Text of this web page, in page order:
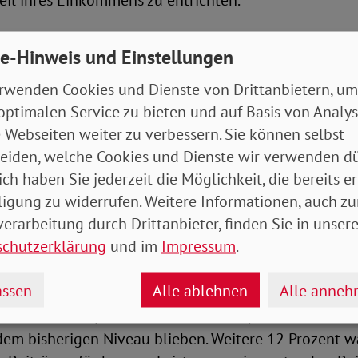
in staatliche Sicherungssysteme
Befragten vertrauen dem Staat als
Über als 80 Prozent sprechen sich außerdem
der sozialen Sicherung verpflichtend erfolgt
einer Beschäftigung. Dieser Wert liegt auch bei
mehr „Eigenverantwortung“ der
der sozialversichert Beschäftigten drückt durch
aus, höhere Beiträge zu leisten, um
bestehenden Systemen mindestens zu erhalten.
bereit, etwas mehr zu zahlen, wenn die
bisherigen Niveau blieben. Weitere 12 Prozent
Hinweis und Einstellungen
Cookies und Dienste von Drittanbietern,
Service zu bieten und auf Basis von
Webseiten weiter zu verbessern. Sie können selbst
welche Cookies und Dienste wir verwenden
haben Sie jederzeit die Möglichkeit, die bereits
zu widerrufen. Weitere Informationen, auch
durch Drittanbieter, finden Sie in
und im Impressum.
Alle ablehnen Alle